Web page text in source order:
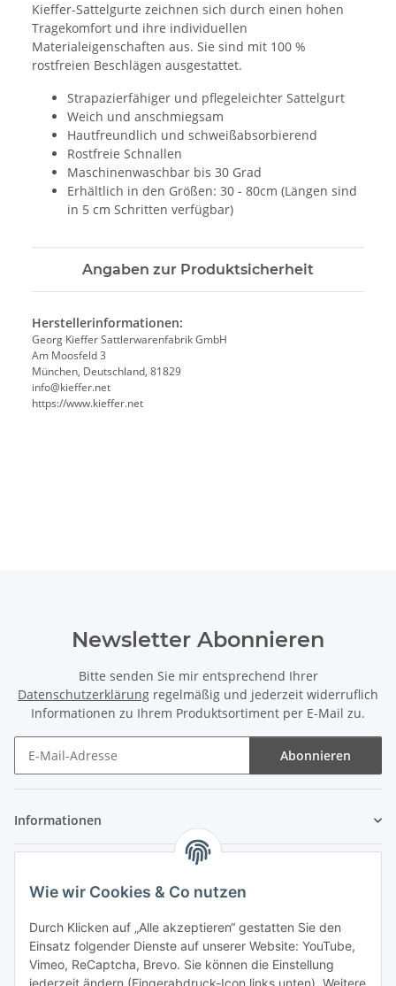
Wie wir Cookies & Co nutzen
Durch Klicken auf „Alle akzeptieren“ gestatten Sie den
Einsatz folgender Dienste auf unserer Website: YouTube,
Vimeo, ReCaptcha, Brevo. Sie können die Einstellung
Kieffer-Sattelgurte zeichnen sich durch einen hohen
Tragekomfort und ihre individuellen
Materialeigenschaften aus. Sie sind mit 100 %
rostfreien Beschlägen ausgestattet.
Strapazierfähiger und pflegeleichter Sattelgurt
Weich und anschmiegsam
Hautfreundlich und schweißabsorbierend
Rostfreie Schnallen
Maschinenwaschbar bis 30 Grad
Erhältlich in den Größen: 30 - 80cm (Längen sind
in 5 cm Schritten verfügbar)
Angaben zur Produktsicherheit
Herstellerinformationen:
Georg Kieffer Sattlerwarenfabrik GmbH
Am Moosfeld 3
München, Deutschland, 81829
info@kieffer.net
https://www.kieffer.net
Newsletter Abonnieren
Bitte senden Sie mir entsprechend Ihrer
Datenschutzerklärung regelmäßig und jederzeit widerruflich
Informationen zu Ihrem Produktsortiment per E-Mail zu.
Abonnieren
Informationen